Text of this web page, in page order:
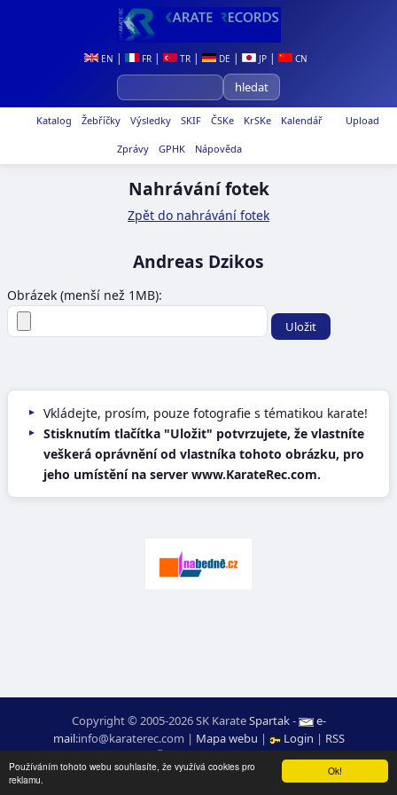
Ok!
Používáním tohoto webu souhlasíte, že využívá cookies pro
reklamu.
EN | FR | TR | DE | JP | CN
Upload
Katalog Žebříčky Výsledky SKIF ČSKe KrSKe Kalendář
Zprávy GPHK Nápověda
Nahrávání fotek
Zpět do nahrávání fotek
Andreas Dzikos
Obrázek (menší než 1MB):
Vkládejte, prosím, pouze fotografie s tématikou karate!
Stisknutím tlačítka "Uložit" potvrzujete, že vlastníte
veškerá oprávnění od vlastníka tohoto obrázku, pro
jeho umístění na server www.KarateRec.com.
Copyright © 2005-2026 SK KarateSpartak-
e-
mail:moc.ceretarak@ofni | Mapa webu | Login | RSS
webdesign:Ing. Pavel Švojgr,výsledky karate: Mgr. Jiří Kotala